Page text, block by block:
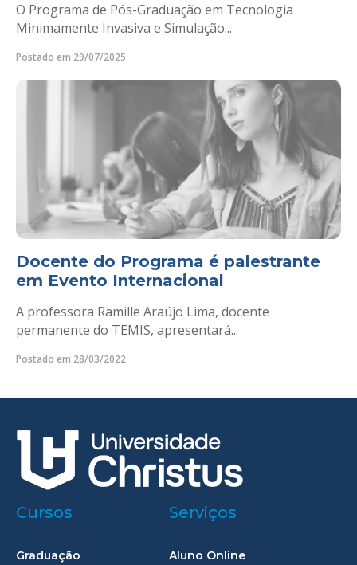
O Programa de Pós-Graduação em Tecnologia
Minimamente Invasiva e Simulação...
Postado em 29/07/2025
Docente do Programa é palestrante
em Evento Internacional
A professora Ramille Araújo Lima, docente
permanente do TEMIS, apresentará...
Postado em 28/03/2022
Cursos
Graduação
Serviços
Aluno Online